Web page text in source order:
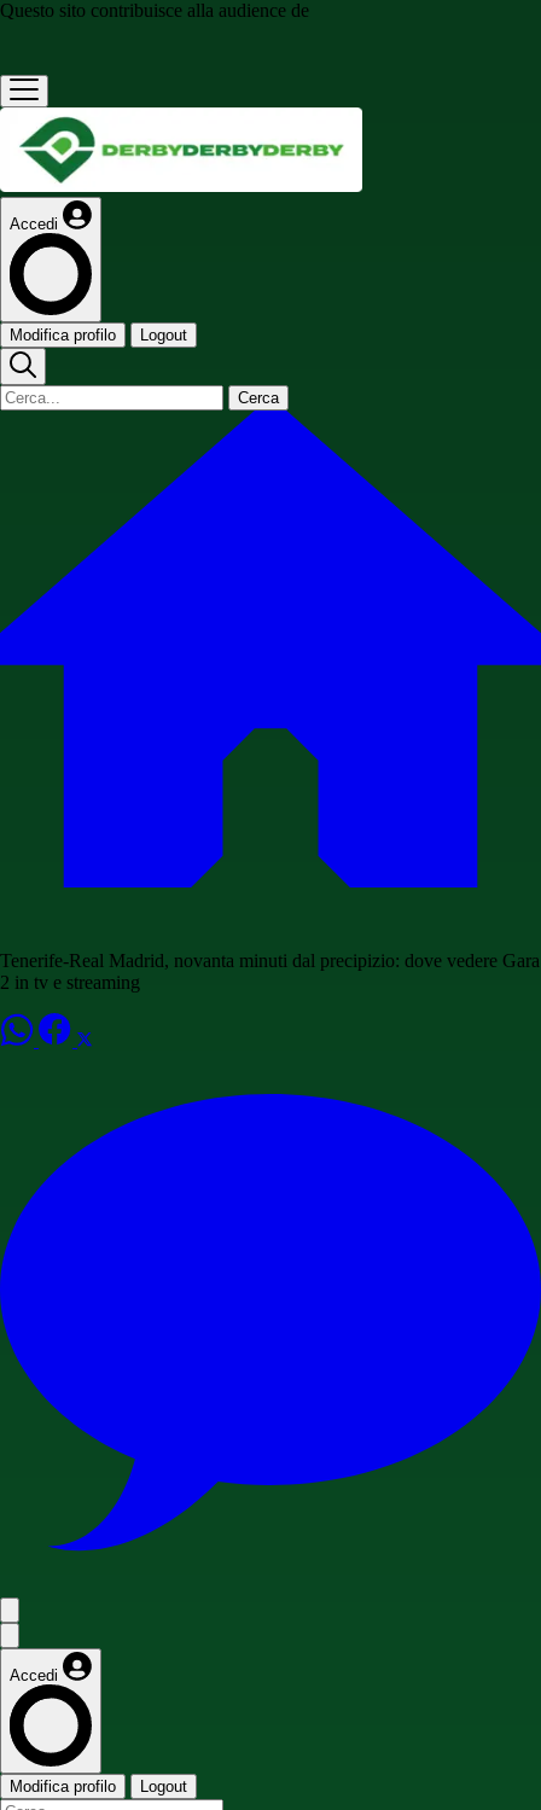
Questo sito contribuisce alla audience de
Accedi
Modifica profilo Logout
Cerca
Tenerife-Real Madrid, novanta minuti dal precipizio: dove vedere Gara
2 in tv e streaming
Accedi
Modifica profilo Logout